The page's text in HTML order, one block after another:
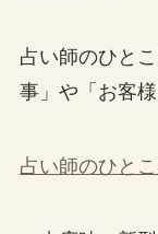
占い師のひと
事」や「お客
占い師のひと